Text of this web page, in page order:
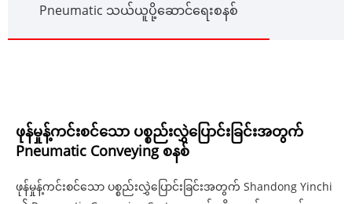
Pneumatic သယ်ယူပို့ဆောင်ရေးစနစ်
ဖုန်မှုန့်ကင်းစင်သော ပစ္စည်းလွှဲပြောင်းခြင်းအတွက်
Pneumatic Conveying စနစ်
ဖုန်မှုန့်ကင်းစင်သော ပစ္စည်းလွှဲပြောင်းခြင်းအတွက် Shandong Yinchi